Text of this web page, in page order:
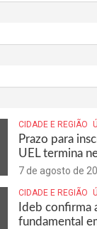
CIDADE E REGIÃO
Prazo para
UEL termina
7 de agosto de
CIDADE E REGIÃO
Ideb confirma
fundamental